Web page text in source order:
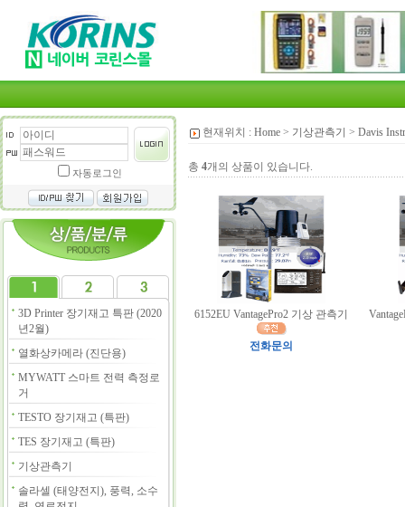
자동로그인
3D Printer 장기재고 특판 (2020
년2월)
열화상카메라 (진단용)
MYWATT 스마트 전력 측정로
거
TESTO 장기재고 (특판)
TES 장기재고 (특판)
기상관측기
솔라셀 (태양전지), 풍력, 소수
현재위치 : Home > 기상관측기 > Davis
총 4개의 상품이 있습니다.
6152EU VantagePro2 기상 관측기
전화문의